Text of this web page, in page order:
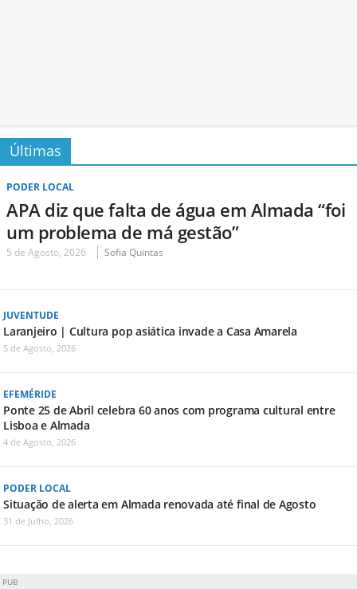
Últimas
PODER LOCAL
APA diz que falta de água em Almada “foi
um problema de má gestão”
5 de Agosto, 2026 Sofia Quintas
JUVENTUDE
Laranjeiro | Cultura pop asiática invade a Casa Amarela
5 de Agosto, 2026
EFEMÉRIDE
Ponte 25 de Abril celebra 60 anos com programa cultural entre
Lisboa e Almada
4 de Agosto, 2026
PODER LOCAL
Situação de alerta em Almada renovada até final de Agosto
31 de Julho, 2026
PUB